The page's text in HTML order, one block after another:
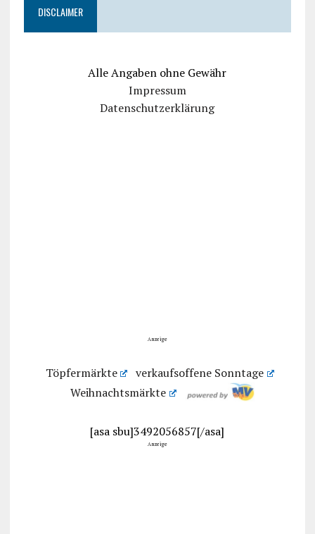
DISCLAIMER
Alle Angaben ohne Gewähr
Impressum
Datenschutzerklärung
Anzeige
Töpfermärkte
verkaufsoffene Sonntage
Weihnachtsmärkte
[asa sbu]3492056857[/asa]
Anzeige